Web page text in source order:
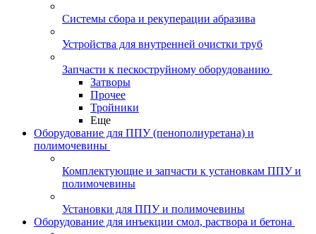
Системы сбора и рекуперации абразива
Устройства для внутренней очистки труб
Запчасти к пескоструйному оборудованию
Затворы
Прочее
Тройники
Еще
Оборудование для ППУ (пенополиуретана) и
полимочевины
Комплектующие и запчасти к установкам ППУ и
полимочевины
Установки для ППУ и полимочевины
Оборудование для инъекции смол, раствора и бетона